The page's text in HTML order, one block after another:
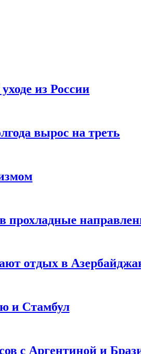
из России
вырос на треть
прохладные
отдых в
и Стамбул
с Аргентиной и